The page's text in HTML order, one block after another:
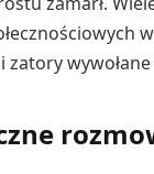
zatory